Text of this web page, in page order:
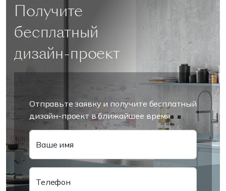
Получите
бесплатный
дизайн-проект
Отправьте заявку и получите бесплатный
дизайн-проект в ближайшее время
Ваше имя
Телефон